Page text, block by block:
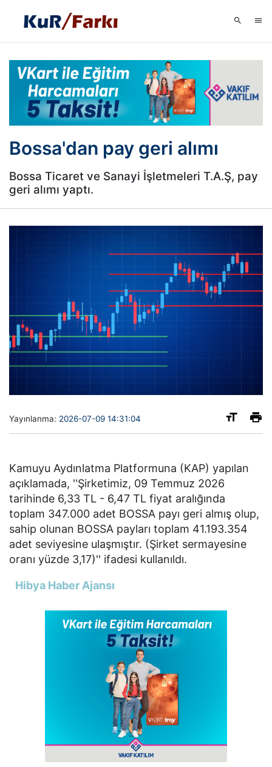
Bossa'dan pay geri alımı
Bossa Ticaret ve Sanayi İşletmeleri T.A.Ş, pay
geri alımı yaptı.
Yayınlanma: 2026-07-09 14:31:04
Kamuyu Aydınlatma Platformuna (KAP) yapılan
açıklamada, ''Şirketimiz, 09 Temmuz 2026
tarihinde 6,33 TL - 6,47 TL fiyat aralığında
toplam 347.000 adet BOSSA payı geri almış olup,
sahip olunan BOSSA payları toplam 41.193.354
adet seviyesine ulaşmıştır. (Şirket sermayesine
oranı yüzde 3,17)'' ifadesi kullanıldı.
Hibya Haber Ajansı